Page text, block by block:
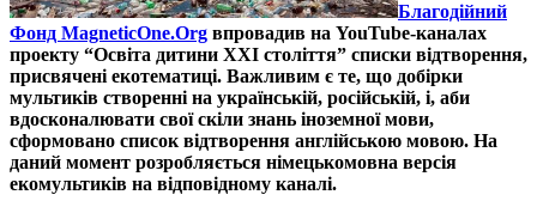
Благодійний
Фонд MagneticOne.Org впровадив на YouTube-каналах
проекту “Освіта дитини ХХІ століття” списки відтворення,
присвячені екотематиці. Важливим є те, що добірки
мультиків створенні на українській, російській, і, аби
вдосконалювати свої скіли знань іноземної мови,
сформовано список відтворення англійською мовою. На
даний момент розробляється німецькомовна версія
екомультиків на відповідному каналі.